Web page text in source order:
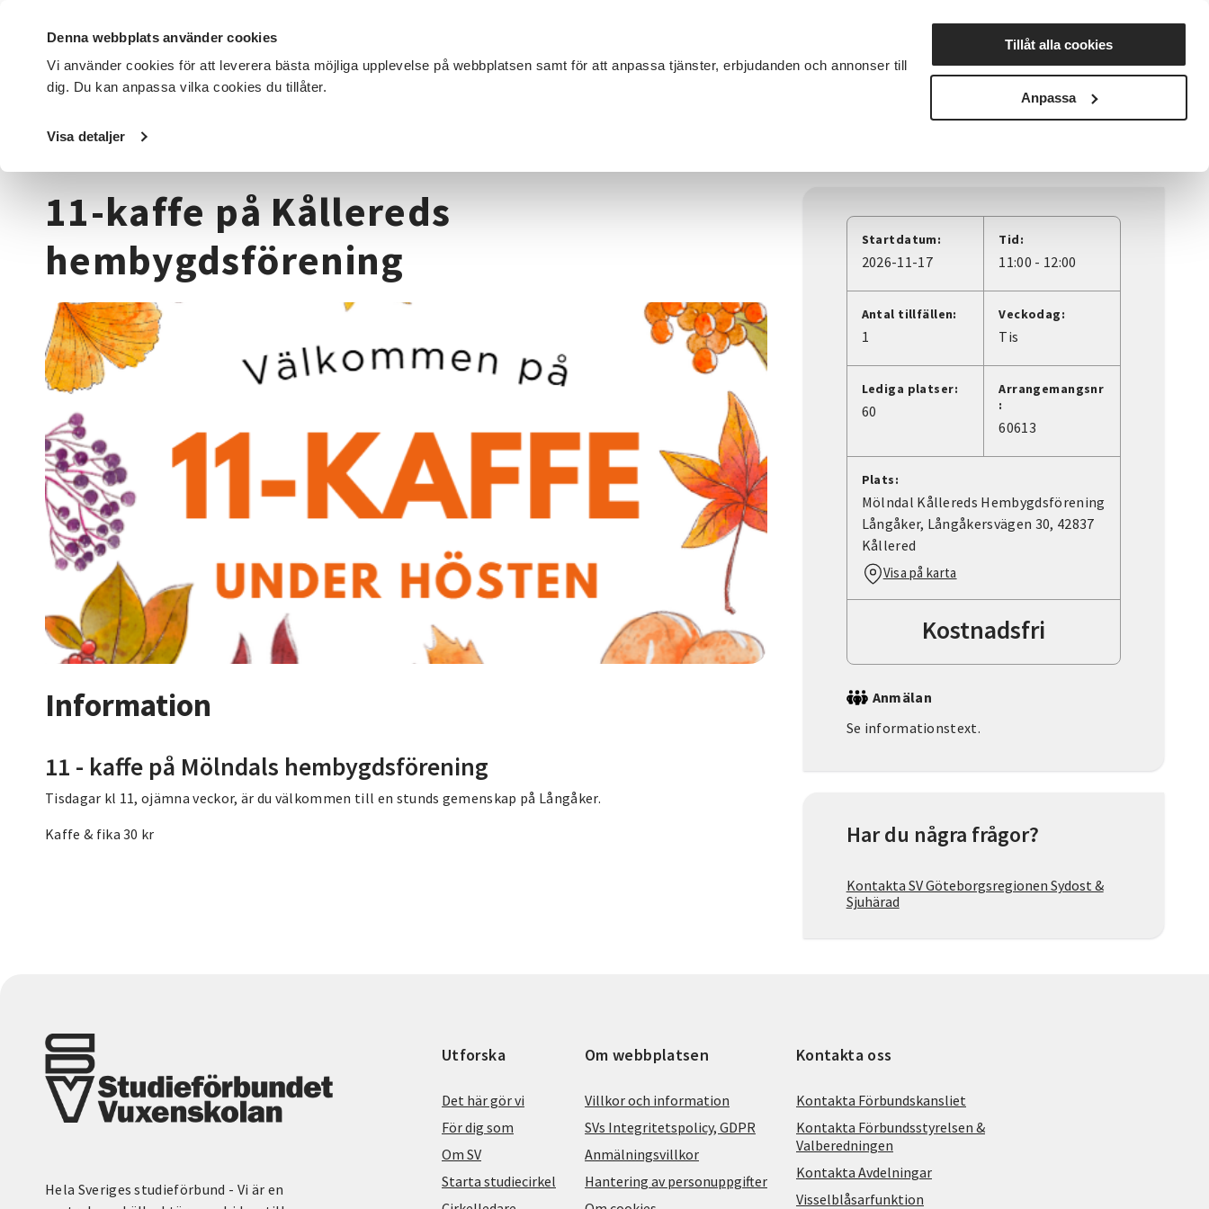
Denna webbplats använder cookies
Vi använder cookies för att leverera bästa möjliga upplevelse på webbplatsen samt för att anpassa tjänster, erbjudanden och annonser till
dig. Du kan anpassa vilka cookies du tillåter.
Visa detaljer
Tillåt alla cookies
Anpassa
DET HÄR GÖR VI FÖR DIG SOM SÖK KURSER OCH EVENEMANG Nyheter Avdelningar
Startsida / Kurser och evenemang
11-kaffe på Kållereds
hembygdsförening
Information
11 - kaffe på Mölndals hembygdsförening
Tisdagar kl 11, ojämna veckor, är du välkommen till en stunds gemenskap på Långåker.
Kaffe & fika 30 kr
Startdatum:
2026-11-17
Tid:
11:00 - 12:00
Antal tillfällen:
1
Veckodag:
Tis
Lediga platser:
60
Arrangemangsnr
:
60613
Plats:
Mölndal Kållereds Hembygdsförening
Långåker, Långåkersvägen 30, 42837
Kållered
Visa på karta
Kostnadsfri
Anmälan
Se informationstext.
Har du några frågor?
Kontakta SV Göteborgsregionen Sydost &
Sjuhärad
Hela Sveriges studieförbund - Vi är en
Utforska
Det här gör vi
För dig som
Om SV
Starta studiecirkel
Om webbplatsen
Villkor och information
SVs Integritetspolicy, GDPR
Anmälningsvillkor
Hantering av personuppgifter
Kontakta oss
Kontakta Förbundskansliet
Kontakta Förbundsstyrelsen &
Valberedningen
Kontakta Avdelningar
Visselblåsarfunktion